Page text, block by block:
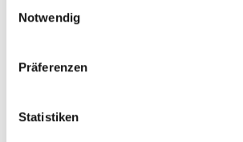
Cookies, wenn Sie unsere Webseite
Notwendig
Präferenzen
Statistiken